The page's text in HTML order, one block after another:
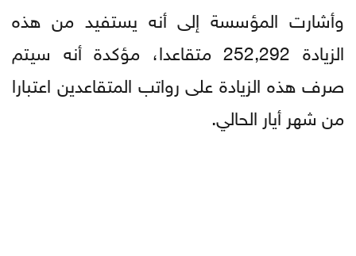
وأشارت المؤسسة إلى أنه يستفيد من هذه
الزيادة 252,292 متقاعدا، مؤكدة أنه سيتم
صرف هذه الزيادة على رواتب المتقاعدين اعتبارا
من شهر أيار الحالي.